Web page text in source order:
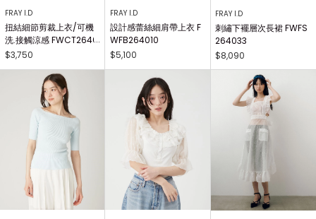
FRAY I.D
扭結細節剪裁上衣/可機
洗.接觸涼感 FWCT2640
25
$3,750
FRAY I.D
設計感蕾絲細肩帶上衣 F
WFB264010
$5,100
FRAY I.D
刺繡下襬層次長裙 FWFS
264033
$8,090